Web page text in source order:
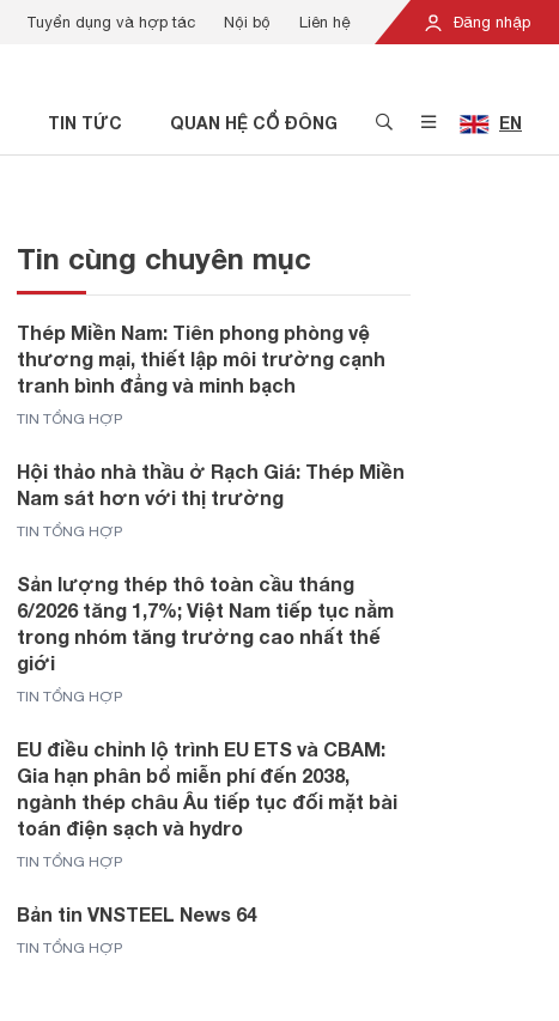
Đăng nhập
Tuyển dụng và hợp tác Nội bộ Liên hệ
TIN TỨC QUAN HỆ CỔ ĐÔNG EN
Tin cùng chuyên mục
Thép Miền Nam: Tiên phong phòng vệ
thương mại, thiết lập môi trường cạnh
tranh bình đẳng và minh bạch
TIN TỔNG HỢP
Hội thảo nhà thầu ở Rạch Giá: Thép Miền
Nam sát hơn với thị trường
TIN TỔNG HỢP
Sản lượng thép thô toàn cầu tháng
6/2026 tăng 1,7%; Việt Nam tiếp tục nằm
trong nhóm tăng trưởng cao nhất thế
giới
TIN TỔNG HỢP
EU điều chỉnh lộ trình EU ETS và CBAM:
Gia hạn phân bổ miễn phí đến 2038,
ngành thép châu Âu tiếp tục đối mặt bài
toán điện sạch và hydro
TIN TỔNG HỢP
Bản tin VNSTEEL News 64
TIN TỔNG HỢP